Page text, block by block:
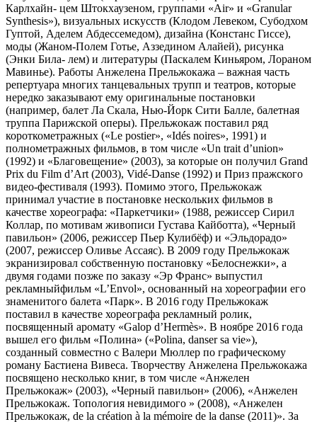
Карлхайн- цем Штокхаузеном, группами «Air» и «Granular
Synthesis»), визуальных искусств (Клодом Левеком, Субодхом
Гуптой, Аделем Абдессемедом), дизайна (Констанс Гиссе),
моды (Жаном-Полем Готье, Аззедином Алайей), рисунка
(Энки Била- лем) и литературы (Паскалем Киньяром, Лораном
Мавинье). Работы Анжелена Прельжокажа – важная часть
репертуара многих танцевальных трупп и театров, которые
нередко заказывают ему оригинальные постановки
(например, балет Ла Скала, Нью-Йорк Сити Балле, балетная
труппа Парижской оперы). Прельжокаж поставил ряд
короткометражных («Le postier», «Idés noires», 1991) и
полнометражных фильмов, в том числе «Un trait d’union»
(1992) и «Благовещение» (2003), за которые он получил Grand
Prix du Film d’Art (2003), Vidé-Danse (1992) и Приз пражского
видео-фестиваля (1993). Помимо этого, Прельжокаж
принимал участие в постановке нескольких фильмов в
качестве хореографа: «Паркетчики» (1988, режиссер Сирил
Коллар, по мотивам живописи Густава Кайботта), «Черный
павильон» (2006, режиссер Пьер Кулибёф) и «Эльдорадо»
(2007, режиссер Оливье Ассаяс). В 2009 году Прельжокаж
экранизировал собственную постановку «Белоснежки», а
двумя годами позже по заказу «Эр Франс» выпустил
рекламныйфильм «L’Envol», основанный на хореографии его
знаменитого балета «Парк». В 2016 году Прельжокаж
поставил в качестве хореографа рекламный ролик,
посвященный аромату «Galop d’Hermès». В ноябре 2016 года
вышел его фильм «Полина» («Polina, danser sa vie»),
созданный совместно с Валери Мюллер по графическому
роману Бастиена Вивеса. Творчеству Анжелена Прельжокажа
посвящено несколько книг, в том числе «Анжелен
Прельжокаж» (2003), «Черный павильон» (2006), «Анжелен
Прельжокаж. Топология невидимого » (2008), «Анжелен
Прельжокаж, de la création à la mémoire de la danse (2011)». За